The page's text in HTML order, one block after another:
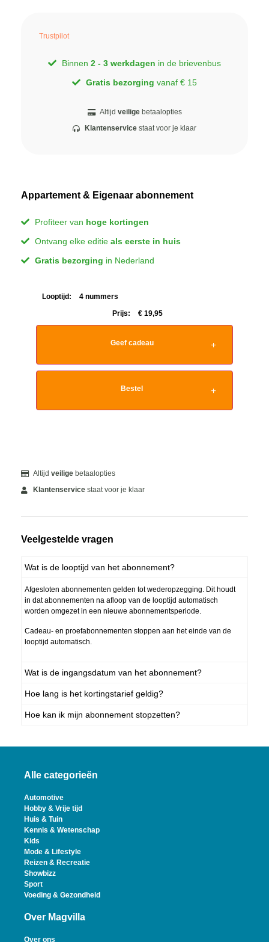
Trustpilot
Binnen 2 - 3 werkdagen in de brievenbus
Gratis bezorging vanaf € 15
Altijd veiligebetaalopties
Klantenservice staat voor je klaar
Appartement & Eigenaar abonnement
Profiteer van hoge kortingen
Ontvang elke editie als eerste in huis
Gratis bezorging in Nederland
Looptijd:
4 nummers
Prijs:
€ 19,95
Geef cadeau
Bestel
Altijd veilige betaalopties
Klantenservice staat voor je klaar
Veelgestelde vragen
Wat is de looptijd van het abonnement?
Afgesloten abonnementen gelden tot wederopzegging. Dit houdt
in dat abonnementen na afloop van de looptijd automatisch
worden omgezet in een nieuwe abonnementsperiode.
Cadeau- en proefabonnementen stoppen aan het einde van de
looptijd automatisch.
Wat is de ingangsdatum van het abonnement?
Hoe lang is het kortingstarief geldig?
Hoe kan ik mijn abonnement stopzetten?
Alle categorieën
Automotive
Hobby & Vrije tijd
Huis & Tuin
Kennis & Wetenschap
Kids
Mode & Lifestyle
Reizen & Recreatie
Showbizz
Sport
Voeding & Gezondheid
Over Magvilla
Over ons